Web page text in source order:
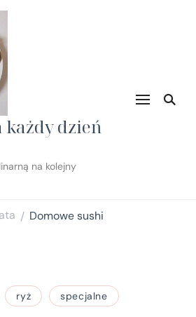
każdy dzień
na kolejny
/ Domowe sushi
ryż specjalne